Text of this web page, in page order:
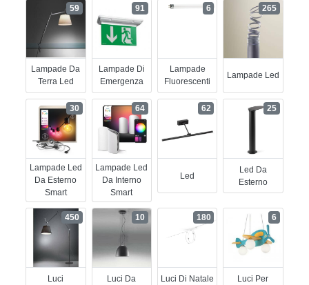
Lampade Da
Terra Led
59
Lampade Di
Emergenza
91
Lampade
Fluorescenti
6
Lampade Led
265
Lampade Led
Da Esterno
Smart
30
Lampade Led
Da Interno
Smart
64
Led
62
Led Da
Esterno
25
Luci
450
Luci Da
10
Luci Di Natale
180
Luci Per
6